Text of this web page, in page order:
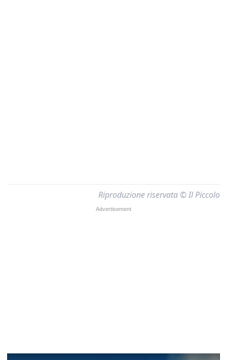
Riproduzione riservata © Il Piccolo